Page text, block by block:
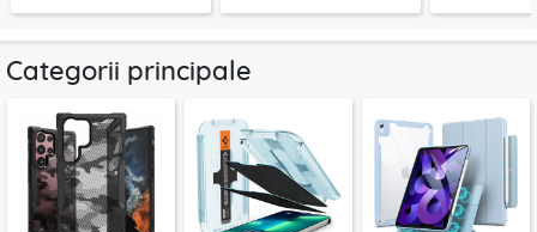
Categorii principale